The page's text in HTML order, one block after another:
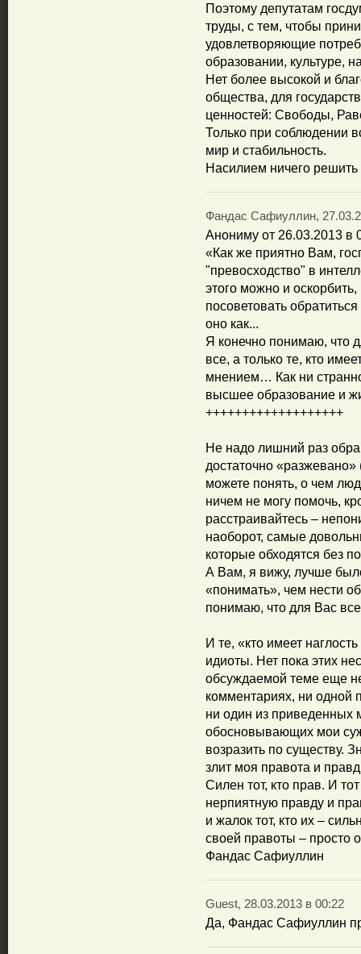
Поэтому депутатам
труды, с тем, чтобы
удовлетворяющие
образовании, культуре,
Нет более высокой и
общества, для
ценностей: Свободы,
Только при соблюдении
мир и стабильность.
Насилием ничего решить
Фандас Сафиуллин,
Анониму от 26.03.2013 в
«Как же приятно Вам,
"превосходство" в
этого можно и
посоветовать
оно как...
Я конечно понимаю, что
все, а только те, кто
мнением… Как ни
высшее образование и
+++++++++++++++++++
Не надо лишний раз
достаточно
можете понять, о чем
ничем не могу помочь,
расстраивайтесь –
наоборот, самые
которые обходятся без
А Вам, я вижу, лучше
«понимать», чем нести
понимаю, что для Вас
И те, «кто имеет
идиоты. Нет пока этих
обсуждаемой теме еще
комментариях, ни одной
ни один из приведенных
обосновывающих мои
возразить по существу.
злит моя правота и
Силен тот, кто прав. И
нерпиятную правду и
и жалок тот, кто их –
своей правоты – просто
Фандас Сафиуллин
Guest, 28.03.2013 в 00:22
Да, Фандас Сафиуллин